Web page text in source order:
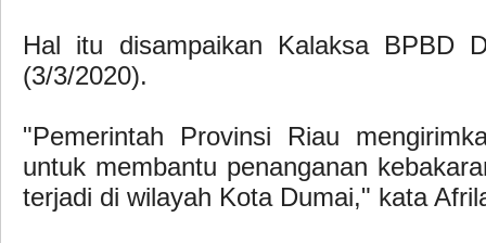
Hal itu disampaikan Kalaksa BPBD
(3/3/2020).
"Pemerintah Provinsi Riau
untuk membantu penanganan
terjadi di wilayah Kota Dumai," kata